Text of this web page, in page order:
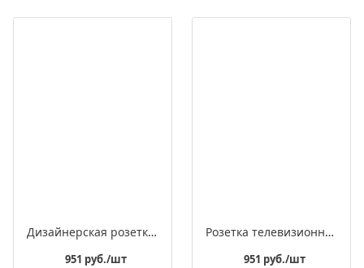
Дизайнерская розетка для интернета встраиваемая, серия «ЛАХТА» / «ЛАХТА Оптима»
951 руб./шт
Розетка телевизионная дизайнерская оконечная встраиваемая, серия «ЛАХТА» / «ЛАХТА Оптима»
951 руб./шт